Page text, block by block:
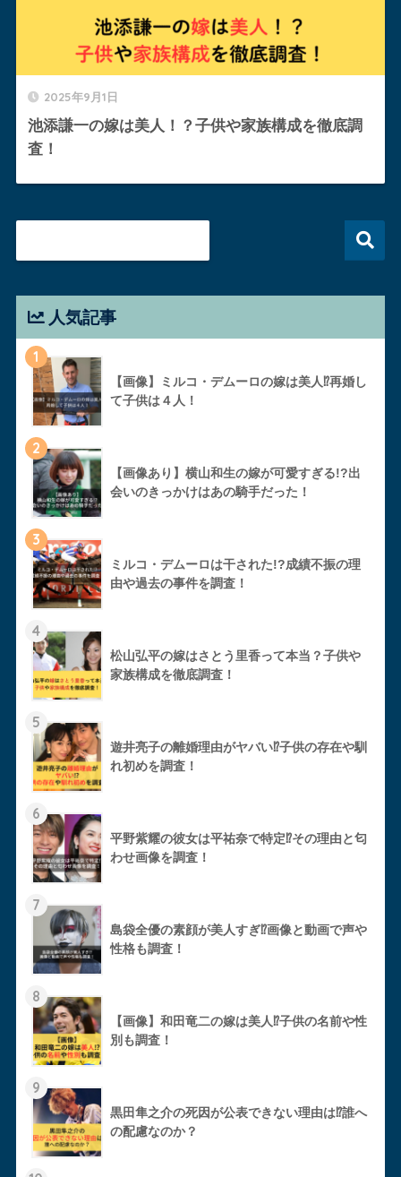
2025年9月1日
池添謙一の嫁は美人！？子供や家族構成を徹底調
査！
人気記事
1
【画像】ミルコ・デムーロの嫁は美人⁉︎再婚し
て子供は４人！
2
【画像あり】横山和生の嫁が可愛すぎる!?出
会いのきっかけはあの騎手だった！
3
ミルコ・デムーロは干された!?成績不振の理
由や過去の事件を調査！
4
松山弘平の嫁はさとう里香って本当？子供や
家族構成を徹底調査！
5
遊井亮子の離婚理由がヤバい⁉︎子供の存在や馴
れ初めを調査！
6
平野紫耀の彼女は平祐奈で特定⁉︎その理由と匂
わせ画像を調査！
7
島袋全優の素顔が美人すぎ⁉︎画像と動画で声や
性格も調査！
8
【画像】和田竜二の嫁は美人⁉︎子供の名前や性
別も調査！
9
黒田隼之介の死因が公表できない理由は⁉︎誰へ
の配慮なのか？